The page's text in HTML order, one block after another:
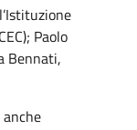
Paolo
Bennati,